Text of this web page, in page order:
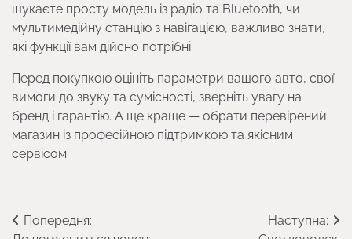
шукаєте просту модель із радіо та Bluetooth, чи
мультимедійну станцію з навігацією, важливо знати,
які функції вам дійсно потрібні.
Перед покупкою оцініть параметри вашого авто, свої
вимоги до звуку та сумісності, зверніть увагу на
бренд і гарантію. А ще краще — обрати перевірений
магазин із професійною підтримкою та якісним
сервісом.
Навігація
Попередня:
Наступна: